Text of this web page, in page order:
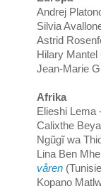
Andrej
Silvia
Astrid
Hilary Mantel
Jean-Marie
Afrika
Elieshi Lema
Calixthe
Ngũgĩ wa
Lina Ben
våren
Kopano